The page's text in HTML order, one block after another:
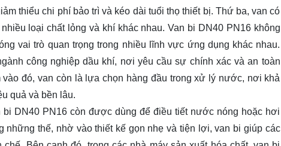
thiểu chi phí bảo trì và kéo dài tuổi thọ thiết bị. Thứ ba, van có
loại chất lỏng và khí khác nhau. Van bi DN40 PN16 không
vai trò quan trọng trong nhiều lĩnh vực ứng dụng khác nhau.
công nghiệp dầu khí, nơi yêu cầu sự chính xác và an toàn
đó, van còn là lựa chọn hàng đầu trong xử lý nước, nơi khả
quả và bền lâu.
DN40 PN16 còn được dùng để điều tiết nước nóng hoặc hơi
thế, nhờ vào thiết kế gọn nhẹ và tiện lợi, van bi giúp các